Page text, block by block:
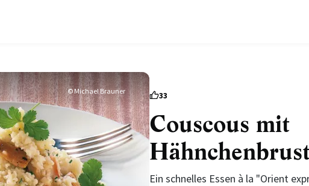
© Michael Brauner 33
Couscous mit
Hähnchenbrust
Ein schnelles Essen à la "Orient